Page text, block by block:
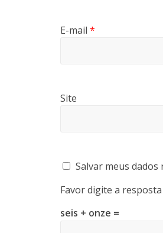
E-mail *
Site
Salvar meus
Favor digite a
seis + onze =